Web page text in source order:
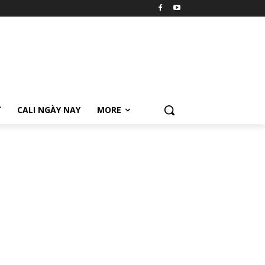
CALI NGÀY NAY MORE